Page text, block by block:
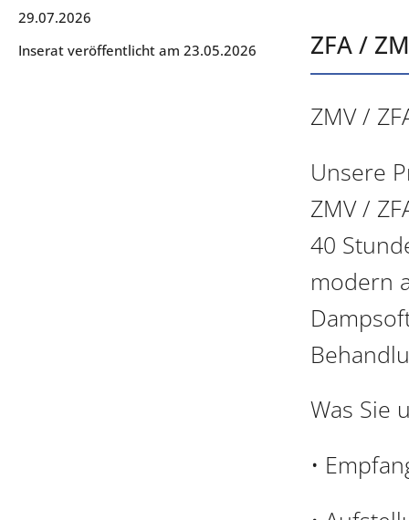
29.07.2026
Inserat veröffentlicht am 23.05.2026
ZFA /
ZMV /
Unsere
ZMV /
40
modern
Was Sie
•